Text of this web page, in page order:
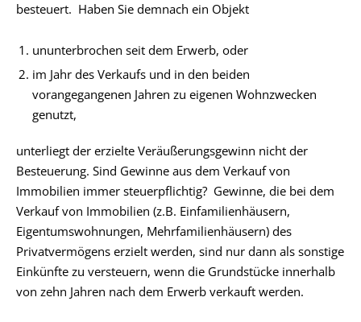
besteuert. Haben Sie demnach ein Objekt
ununterbrochen seit dem Erwerb, oder
im Jahr des Verkaufs und in den beiden
vorangegangenen Jahren zu eigenen Wohnzwecken
genutzt,
unterliegt der erzielte Veräußerungsgewinn nicht der
Besteuerung. Sind Gewinne aus dem Verkauf von
Immobilien immer steuerpflichtig? Gewinne, die bei dem
Verkauf von Immobilien (z.B. Einfamilienhäusern,
Eigentumswohnungen, Mehrfamilienhäusern) des
Privatvermögens erzielt werden, sind nur dann als sonstige
Einkünfte zu versteuern, wenn die Grundstücke innerhalb
von zehn Jahren nach dem Erwerb verkauft werden.